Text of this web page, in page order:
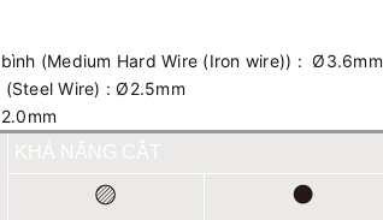
(Medium Hard Wire (Iron wire)) : Ø3.6mm
Wire) : Ø2.5mm